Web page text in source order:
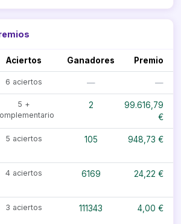
Aciertos Ganadores Premio
6 aciertos — —
5 +
2
99.616,79
€
5 aciertos 105 948,73 €
4 aciertos 6169 24,22 €
3 aciertos 111343 4,00 €